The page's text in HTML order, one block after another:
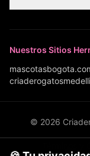
Nuestros Sitios
© 2026